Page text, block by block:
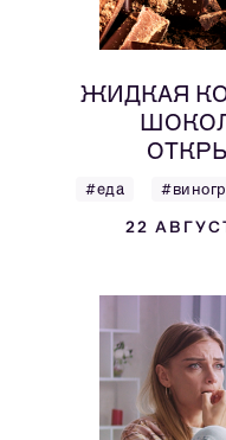
ЖИДКАЯ
#еда
22